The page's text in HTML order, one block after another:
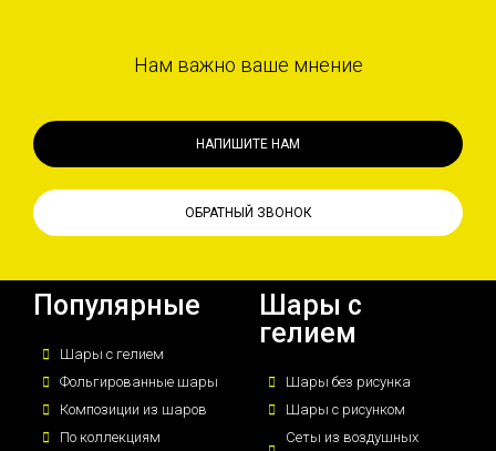
Нам важно ваше мнение
НАПИШИТЕ НАМ
ОБРАТНЫЙ ЗВОНОК
Популярные
Шары с гелием
Фольгированные шары
Композиции из шаров
По коллекциям
Шары с
гелием
Шары без рисунка
Шары с рисунком
Сеты из воздушных